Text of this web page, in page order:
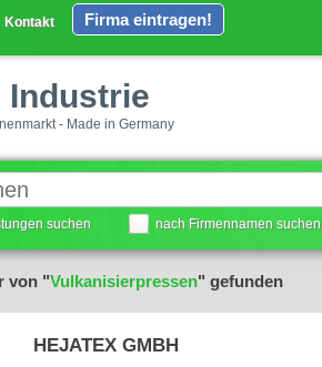
Kontakt Firma eintragen!
Industrie
- Made in Germany
suchen nach Firmennamen suchen
von "Vulkanisierpressen" gefunden
HEJATEX GMBH